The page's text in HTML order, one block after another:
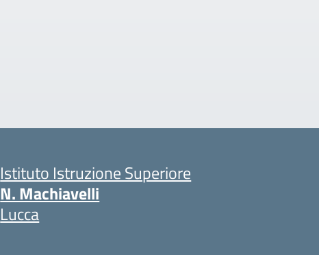
Istituto Istruzione Superiore
N. Machiavelli
Lucca